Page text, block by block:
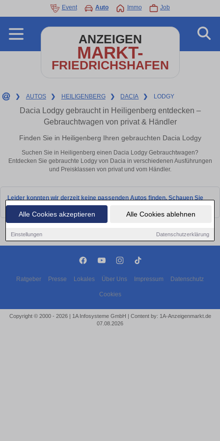
Alle Cookies akzeptieren Alle Cookies ablehnen
Einstellungen Datenschutzerklärung
Event Auto Immo Job
ANZEIGEN
MARKT-
FRIEDRICHSHAFEN
❯ AUTOS ❯ HEILIGENBERG ❯ DACIA ❯ LODGY
Dacia Lodgy gebraucht in Heiligenberg entdecken –
Gebrauchtwagen von privat & Händler
Finden Sie in Heiligenberg Ihren gebrauchten Dacia Lodgy
Suchen Sie in Heiligenberg einen Dacia Lodgy Gebrauchtwagen?
Entdecken Sie gebrauchte Lodgy von Dacia in verschiedenen Ausführungen
und Preisklassen von privat und vom Händler.
Leider konnten wir derzeit keine passenden Autos finden. Schauen Sie
bald wieder vorbei!
Ratgeber Presse Lokales Über Uns Impressum Datenschutz
Cookies
Copyright © 2000 - 2026 | 1A Infosysteme GmbH | Content by: 1A-Anzeigenmarkt.de
07.08.2026